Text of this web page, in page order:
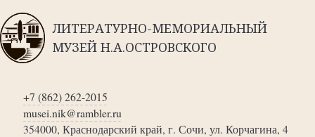
ЛИТЕРАТУРНО-МЕМОРИАЛЬНЫЙ
МУЗЕЙ Н.А.ОСТРОВСКОГО
+7 (862) 262-2015
musei.nik@rambler.ru
354000, Краснодарский край, г. Сочи, ул. Корчагина, 4